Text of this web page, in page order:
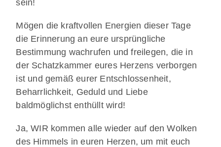
sein!
Mögen die kraftvollen Energien dieser Tage
die Erinnerung an eure ursprüngliche
Bestimmung wachrufen und freilegen, die in
der Schatzkammer eures Herzens verborgen
ist und gemäß eurer Entschlossenheit,
Beharrlichkeit, Geduld und Liebe
baldmöglichst enthüllt wird!
Ja, WIR kommen alle wieder auf den Wolken
des Himmels in euren Herzen, um mit euch